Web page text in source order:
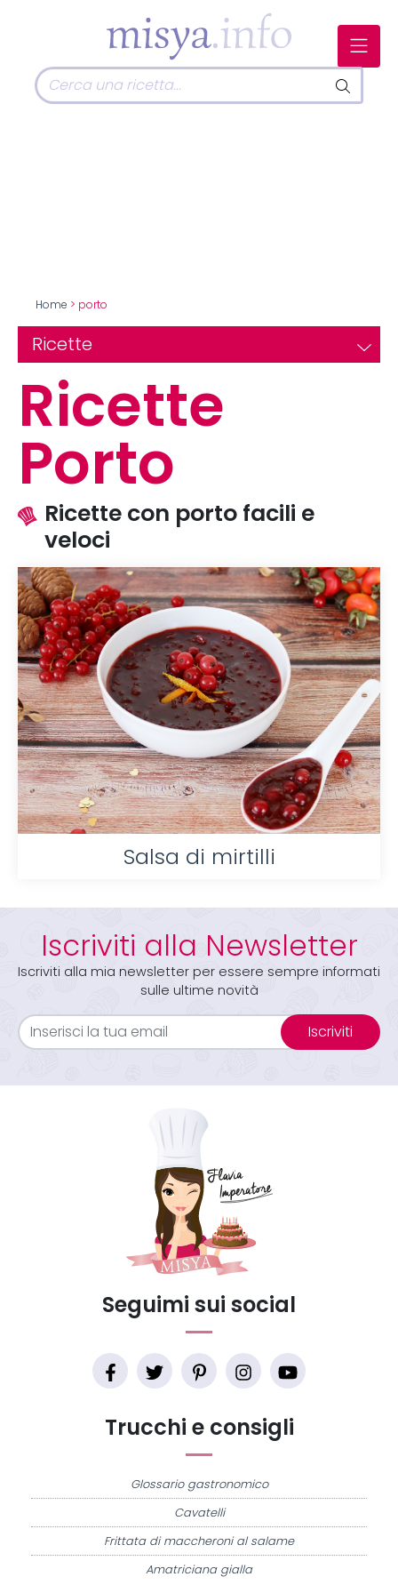
Home > porto
Ricette
Ricette
Porto
Ricette con porto facili e
veloci
Salsa di mirtilli
Iscriviti alla Newsletter
Iscriviti alla mia newsletter per essere sempre informati
sulle ultime novità
Iscriviti
Trucchi e consigli
Glossario gastronomico
Cavatelli
Frittata di maccheroni al salame
Amatriciana gialla
Seguimi sui social